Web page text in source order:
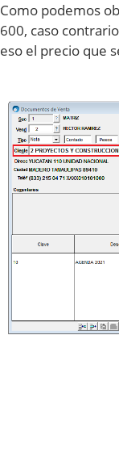
Como podemos
600, caso
eso el precio que